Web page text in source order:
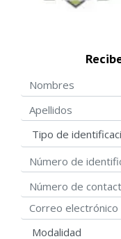
Nombres
Apellidos
Tipo de
Número de
Número de contacto
Correo electrónico
modalidad